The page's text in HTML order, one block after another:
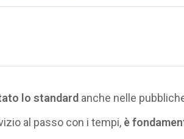
lo standard anche nelle
al passo con i tempi, è